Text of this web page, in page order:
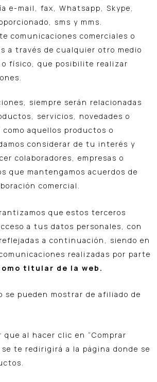
e-mail, fax, Whatsapp, Skype,
sms y mms.
comunicaciones comerciales o
a través de cualquier otro medio
físico, que posibilite realizar
siempre serán relacionadas
servicios, novedades o
como aquellos productos o
considerar de tu interés y
colaboradores, empresas o
que mantengamos acuerdos de
comercial.
que estos terceros
a tus datos personales, con
a continuación, siendo en
realizadas por parte
como titular de la web.
se pueden mostrar de afiliado de
que al hacer clic en “Comprar
te redirigirá a la página donde se